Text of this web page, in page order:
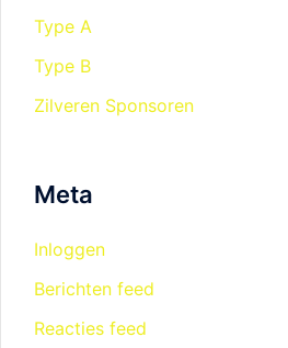
Type A
Type B
Zilveren Sponsoren
Meta
Inloggen
Berichten feed
Reacties feed